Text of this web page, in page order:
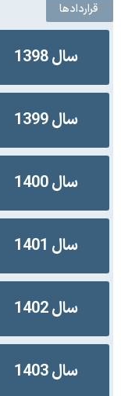
قراردادها
سال 1398
سال 1399
سال 1400
سال 1401
سال 1402
سال 1403